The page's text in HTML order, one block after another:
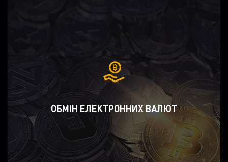
ОБМІН ЕЛЕКТРОННИХ ВАЛЮТ